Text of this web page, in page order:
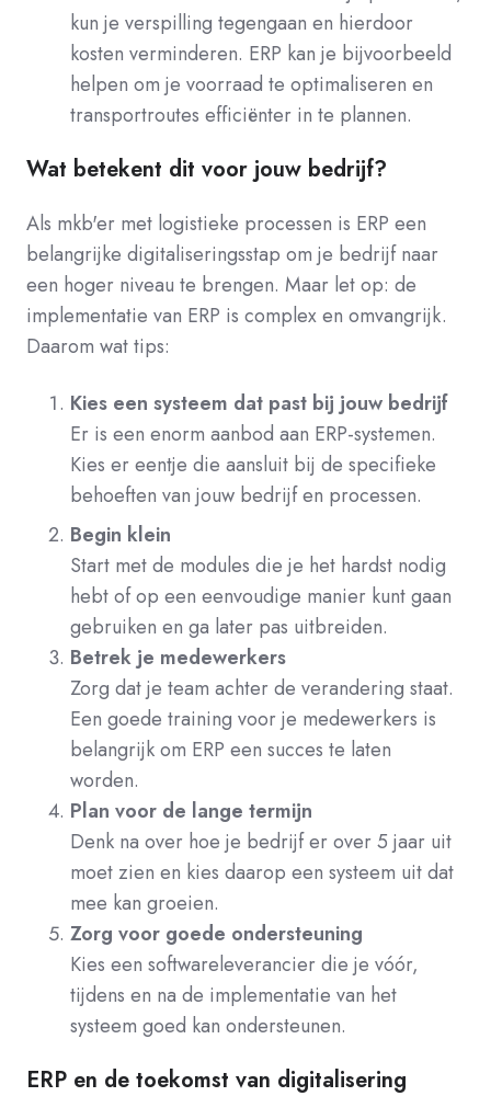
kun je verspilling tegengaan en hierdoor
kosten verminderen. ERP kan je bijvoorbeeld
helpen om je voorraad te optimaliseren en
transportroutes efficiënter in te plannen.
Wat betekent dit voor jouw bedrijf?
Als mkb'er met logistieke processen is ERP een
belangrijke digitaliseringsstap om je bedrijf naar
een hoger niveau te brengen. Maar let op: de
implementatie van ERP is complex en omvangrijk.
Daarom wat tips:
Kies een systeem dat past bij jouw bedrijf
Er is een enorm aanbod aan ERP-systemen.
Kies er eentje die aansluit bij de specifieke
behoeften van jouw bedrijf en processen.
Begin klein
Start met de modules die je het hardst nodig
hebt of op een eenvoudige manier kunt gaan
gebruiken en ga later pas uitbreiden.
Betrek je medewerkers
Zorg dat je team achter de verandering staat.
Een goede training voor je medewerkers is
belangrijk om ERP een succes te laten
worden.
Plan voor de lange termijn
Denk na over hoe je bedrijf er over 5 jaar uit
moet zien en kies daarop een systeem uit dat
mee kan groeien.
Zorg voor goede ondersteuning
Kies een softwareleverancier die je vóór,
tijdens en na de implementatie van het
systeem goed kan ondersteunen.
ERP en de toekomst van digitalisering